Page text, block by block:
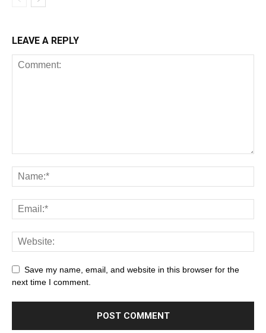
LEAVE A REPLY
Save my name, email, and website in this browser for the
next time I comment.